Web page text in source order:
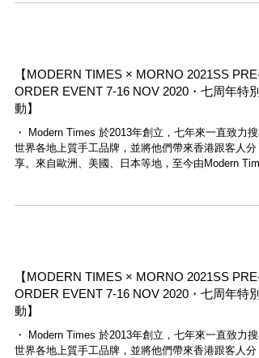
【MODERN TIMES × MORNO 2021SS PRE-
ORDER EVENT 7-16 NOV 2020・七周年特別
動】
・ Modern Times 於2013年創立，七年來一直致力搜
世界各地上質手工品牌，並將他們帶來香港跟客人分
享。來自歐洲、美國、日本等地，至今由Modern
【MODERN TIMES × MORNO 2021SS PRE-
ORDER EVENT 7-16 NOV 2020・七周年特別
動】
・ Modern Times 於2013年創立，七年來一直致力搜
世界各地上質手工品牌，並將他們帶來香港跟客人分